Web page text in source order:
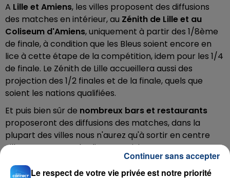
A Lille et Amiens, les villes proposent des diffusions
des matches en intérieur, au Zénith de Lille et au
Coliseum d'Amiens, uniquement à partir des 1/8ème
de finale, à condition que les Bleus soient encore en
lice à cette étape de la compétition, idem pour les 1/4
de finale. Le Zénith de Lille accueillera aussi des
projection des 1/2 finales et de la finale, quels que
soient les nations qualifiées.
Et puis bien sûr de nombreux bars et restaurants
proposeront des diffusions des matches, dans la
plupart des villes nous n'aurez qu'à sortir en centre
ville pour trouver des lieux conviviaux pour encourager
Le respect de votre vie privée est notre priorité
Continuer sans accepter